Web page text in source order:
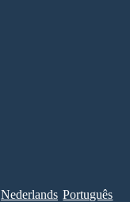
Nederlands Português